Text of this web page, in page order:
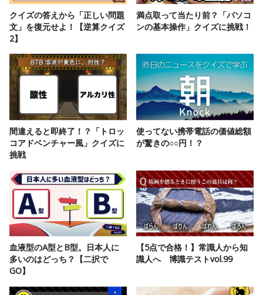
クイズの答えから「正しい問題
文」を復元せよ！【逆算クイズ
2】
満点取って当たり前？「パソコ
ンの基本操作」クイズに挑戦！
間違えると即終了！？「トロッ
コアドベンチャー風」クイズに
挑戦
使ってない携帯電話の価値総額
が驚きの○○円！？
血液型のA型とB型。日本人に
多いのはどっち？【二択で
GO】
【5点で合格！】常識人から知
識人へ 博識テストvol.99